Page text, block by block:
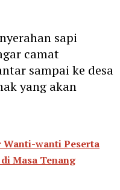
sapi
camat
sampai ke desa
yang akan
Wanti-wanti Peserta
Masa Tenang